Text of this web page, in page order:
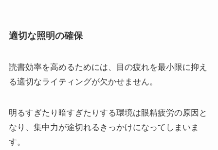
適切な照明の確保
読書効率を高めるためには、目の疲れを最小限に抑え
る適切なライティングが欠かせません。
明るすぎたり暗すぎたりする環境は眼精疲労の原因と
なり、集中力が途切れるきっかけになってしまいま
す。